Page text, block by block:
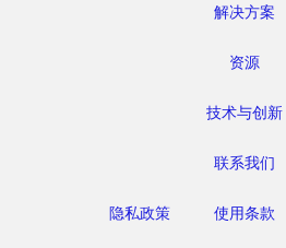
解决方案
资源
技术与创新
联系我们
隐私政策 使用条款